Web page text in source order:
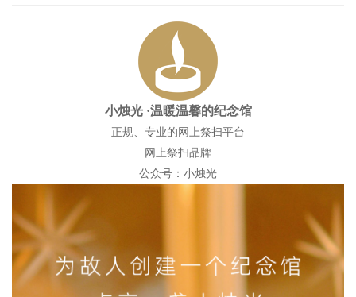
小烛光 ·温暖温馨的纪念馆
正规、专业的网上祭扫平台
网上祭扫品牌
公众号：小烛光